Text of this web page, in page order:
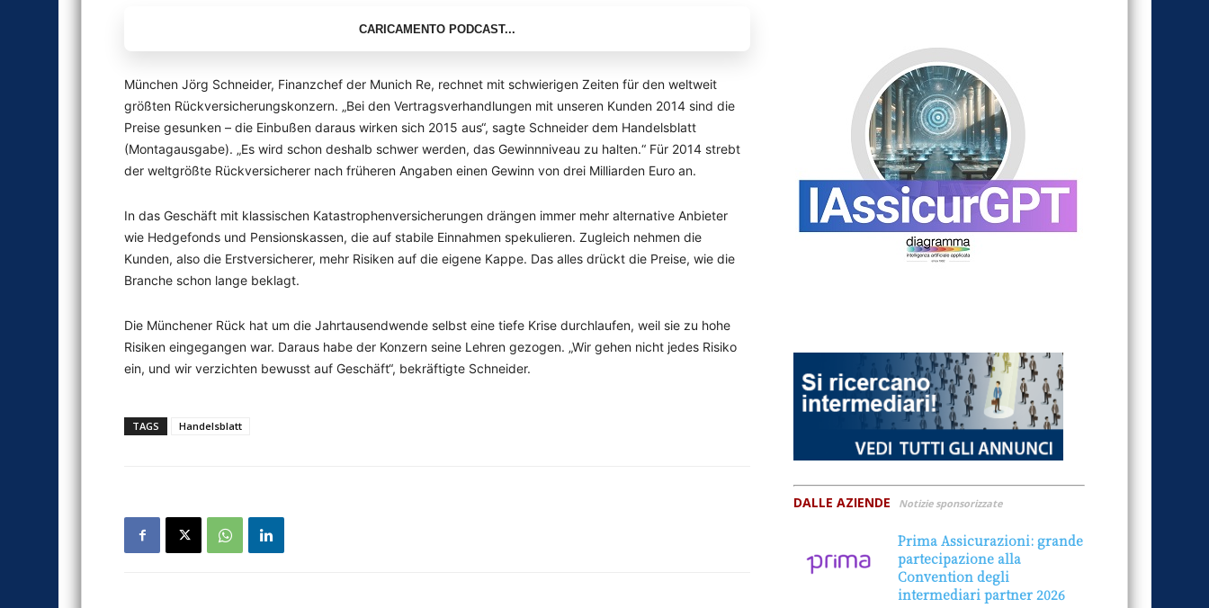
München Jörg Schneider, Finanzchef der Munich Re, rechnet mit schwierigen Zeiten für den weltweit
größten Rückversicherungskonzern. „Bei den Vertragsverhandlungen mit unseren Kunden 2014 sind die
Preise gesunken – die Einbußen daraus wirken sich 2015 aus“, sagte Schneider dem Handelsblatt
(Montagausgabe). „Es wird schon deshalb schwer werden, das Gewinnniveau zu halten.“ Für 2014 strebt
der weltgrößte Rückversicherer nach früheren Angaben einen Gewinn von drei Milliarden Euro an.
In das Geschäft mit klassischen Katastrophenversicherungen drängen immer mehr alternative Anbieter
wie Hedgefonds und Pensionskassen, die auf stabile Einnahmen spekulieren. Zugleich nehmen die
Kunden, also die Erstversicherer, mehr Risiken auf die eigene Kappe. Das alles drückt die Preise, wie die
Branche schon lange beklagt.
Die Münchener Rück hat um die Jahrtausendwende selbst eine tiefe Krise durchlaufen, weil sie zu hohe
Risiken eingegangen war. Daraus habe der Konzern seine Lehren gezogen. „Wir gehen nicht jedes Risiko
ein, und wir verzichten bewusst auf Geschäft“, bekräftigte Schneider.
TAGS Handelsblatt
DALLE AZIENDE Notizie sponsorizzate
Prima Assicurazioni: grande
partecipazione alla
Convention degli
intermediari partner 2026